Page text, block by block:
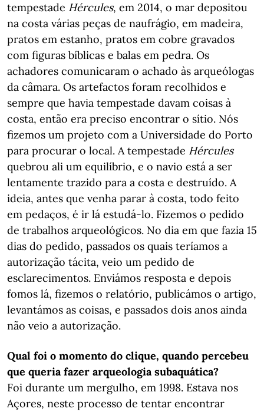
tempestade Hércules, em 2014, o mar depositou
na costa várias peças de naufrágio, em madeira,
pratos em estanho, pratos em cobre gravados
com figuras bíblicas e balas em pedra. Os
achadores comunicaram o achado às arqueólogas
da câmara. Os artefactos foram recolhidos e
sempre que havia tempestade davam coisas à
costa, então era preciso encontrar o sítio. Nós
fizemos um projeto com a Universidade do Porto
para procurar o local. A tempestade Hércules
quebrou ali um equilíbrio, e o navio está a ser
lentamente trazido para a costa e destruído. A
ideia, antes que venha parar à costa, todo feito
em pedaços, é ir lá estudá-lo. Fizemos o pedido
de trabalhos arqueológicos. No dia em que fazia 15
dias do pedido, passados os quais teríamos a
autorização tácita, veio um pedido de
esclarecimentos. Enviámos resposta e depois
fomos lá, fizemos o relatório, publicámos o artigo,
levantámos as coisas, e passados dois anos ainda
não veio a autorização.
Qual foi o momento do clique, quando percebeu
que queria fazer arqueologia subaquática?
Foi durante um mergulho, em 1998. Estava nos
Açores, neste processo de tentar encontrar